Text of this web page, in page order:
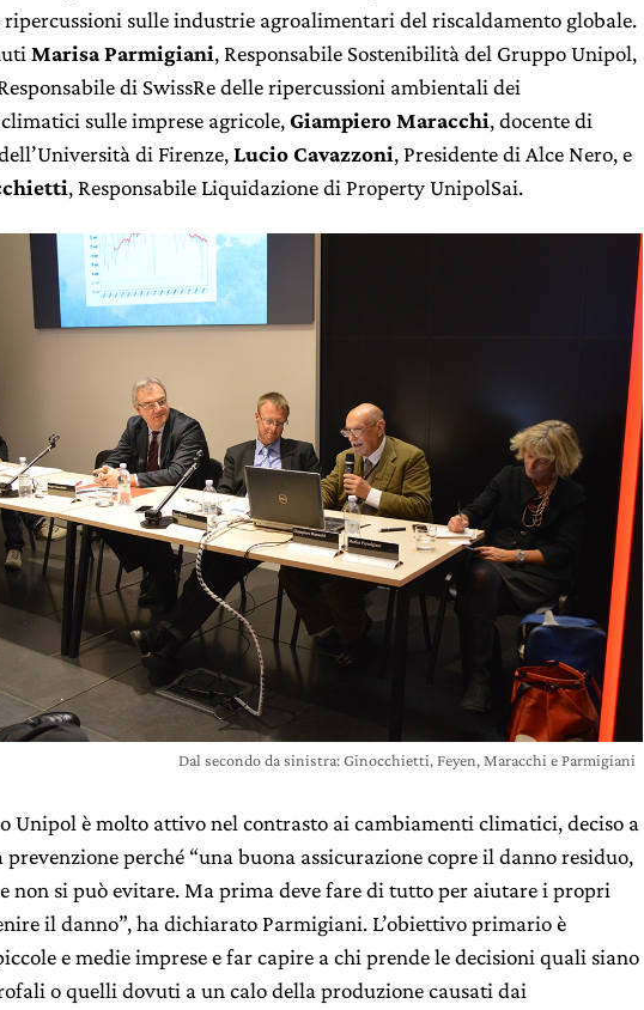
ripercussioni sulle industrie agroalimentari del riscaldamento globale.
Marisa Parmigiani, Responsabile Sostenibilità del Gruppo Unipol,
di SwissRe delle ripercussioni ambientali dei
sulle imprese agricole,Giampiero Maracchi, docente di
di Firenze,Lucio Cavazzoni, Presidente di Alce Nero, e
, Responsabile Liquidazione di Property UnipolSai.
Dal secondo da sinistra: Ginocchietti, Feyen, Maracchi e Parmigiani
Unipol è molto attivo nel contrasto ai cambiamenti climatici, deciso a
perché “una buona assicurazione copre il danno residuo,
non si può evitare. Ma prima deve fare di tutto per aiutare i propri
il danno”, ha dichiarato Parmigiani. L’obiettivo primario è
e medie imprese e far capire a chi prende le decisioni quali siano
o quelli dovuti a un calo della produzione causati dai